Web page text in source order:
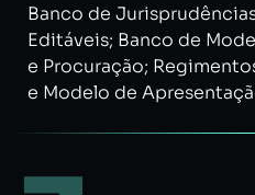
Banco de
Editáveis; Banco de
e Procuração;
e Modelo de